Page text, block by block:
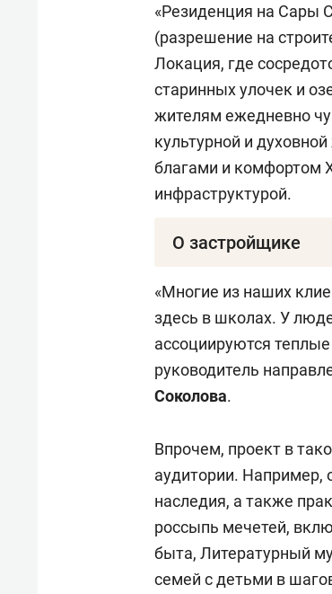
«Резиденция на Сары
(разрешение на
Локация, где
старинных улочек и
жителям ежедневно
культурной и
благами и комфортом
инфраструктурой.
О застройщике
входит в ГК
недвижимости: на его
и более 1,5 тыс.
реализовано три
«Резиденция на Сары
города.
«Многие из наших
здесь в школах. У
ассоциируются
руководитель
Соколова.
Впрочем, проект в
аудитории. Например,
наследия, а также
россыпь мечетей,
быта, Литературный
семей с детьми в